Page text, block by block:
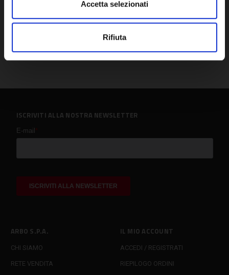
Accetta selezionati
Rifiuta
ARBO S.P.A.
CHI SIAMO
RETE VENDITA
IL MIO ACCOUNT
ACCEDI / REGISTRATI
RIEPILOGO ORDINI
ISCRIVITI ALLA NOSTRA NEWSLETTER